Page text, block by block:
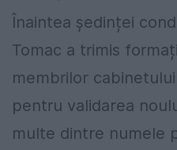
Înaintea ședinței
Tomac a trimis
membrilor
pentru validarea
multe dintre numele